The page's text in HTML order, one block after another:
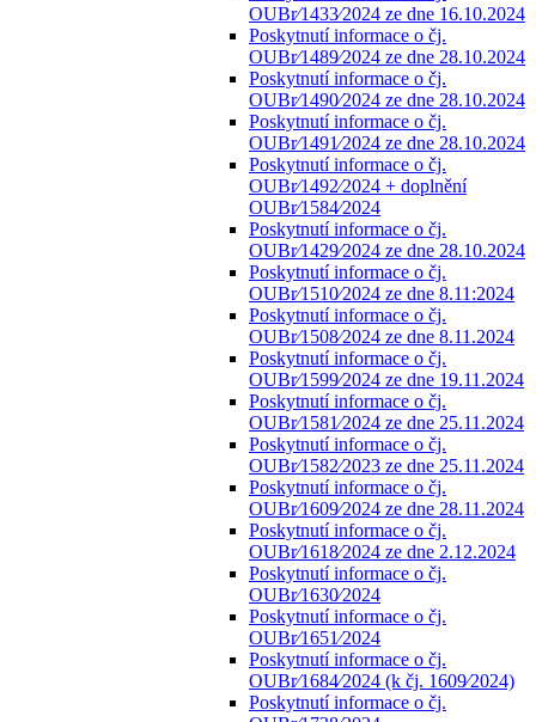
OUBr⁄1433⁄2024 ze dne 16.10.2024
Poskytnutí informace o čj.
OUBr⁄1489⁄2024 ze dne 28.10.2024
Poskytnutí informace o čj.
OUBr⁄1490⁄2024 ze dne 28.10.2024
Poskytnutí informace o čj.
OUBr⁄1491⁄2024 ze dne 28.10.2024
Poskytnutí informace o čj.
OUBr⁄1492⁄2024 + doplnění
OUBr⁄1584⁄2024
Poskytnutí informace o čj.
OUBr⁄1429⁄2024 ze dne 28.10.2024
Poskytnutí informace o čj.
OUBr⁄1510⁄2024 ze dne 8.11:2024
Poskytnutí informace o čj.
OUBr⁄1508⁄2024 ze dne 8.11.2024
Poskytnutí informace o čj.
OUBr⁄1599⁄2024 ze dne 19.11.2024
Poskytnutí informace o čj.
OUBr⁄1581⁄2024 ze dne 25.11.2024
Poskytnutí informace o čj.
OUBr⁄1582⁄2023 ze dne 25.11.2024
Poskytnutí informace o čj.
OUBr⁄1609⁄2024 ze dne 28.11.2024
Poskytnutí informace o čj.
OUBr⁄1618⁄2024 ze dne 2.12.2024
Poskytnutí informace o čj.
OUBr⁄1630⁄2024
Poskytnutí informace o čj.
OUBr⁄1651⁄2024
Poskytnutí informace o čj.
OUBr⁄1684⁄2024 (k čj. 1609⁄2024)
Poskytnutí informace o čj.